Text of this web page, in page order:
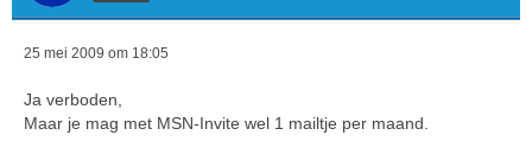
25 mei 2009 om 18:05
Ja verboden,
Maar je mag met MSN-Invite wel 1 mailtje per maand.